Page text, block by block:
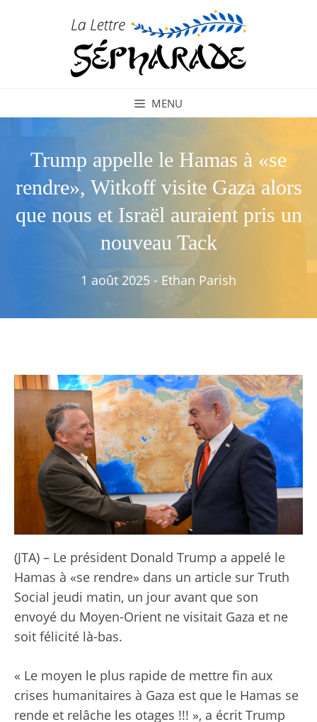
MENU
Trump appelle le Hamas à «se
rendre», Witkoff visite Gaza alors
que nous et Israël auraient pris un
nouveau Tack
1 août 2025 - Ethan Parish
(JTA) – Le président Donald Trump a appelé le
Hamas à «se rendre» dans un article sur Truth
Social jeudi matin, un jour avant que son
envoyé du Moyen-Orient ne visitait Gaza et ne
soit félicité là-bas.
« Le moyen le plus rapide de mettre fin aux
crises humanitaires à Gaza est que le Hamas se
rende et relâche les otages !!! », a écrit Trump